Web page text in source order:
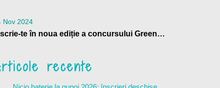
Nov 2024
Înscrie-te în noua ediție a concursului GreenUp my School
recente